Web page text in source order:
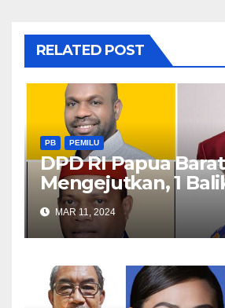
RELATED POST
PB PEMILU
DPD RI Papua
Mengejutkan, 1
Bertahan
MAR 11, 2024